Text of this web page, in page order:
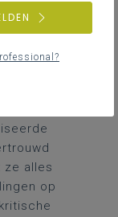
media
ooit
ze alles
op